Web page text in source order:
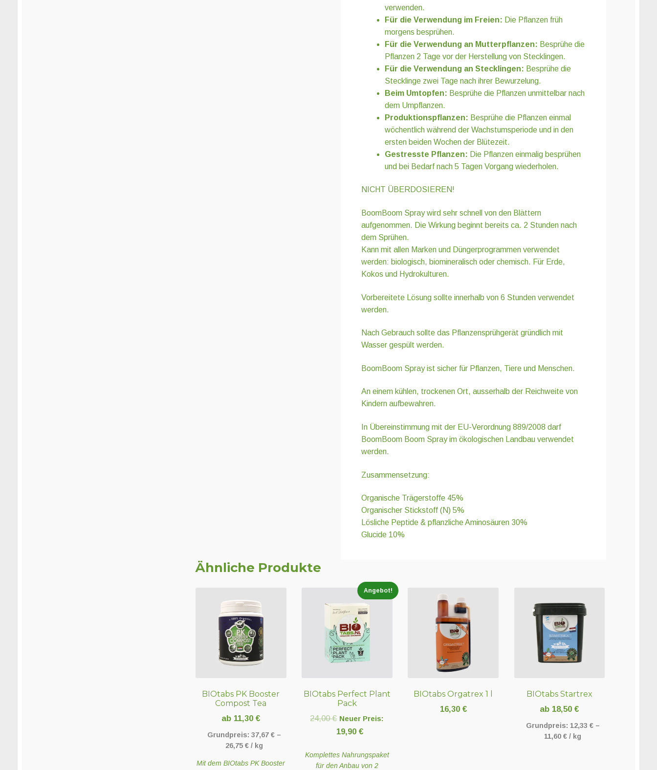
verwenden.
Für die Verwendung im Freien: Die Pflanzen früh
morgens besprühen.
Für die Verwendung an Mutterpflanzen: Besprühe die
Pflanzen 2 Tage vor der Herstellung von Stecklingen.
Für die Verwendung an Stecklingen: Besprühe die
Stecklinge zwei Tage nach ihrer Bewurzelung.
Beim Umtopfen: Besprühe die Pflanzen unmittelbar nach
dem Umpflanzen.
Produktionspflanzen: Besprühe die Pflanzen einmal
wöchentlich während der Wachstumsperiode und in den
ersten beiden Wochen der Blütezeit.
Gestresste Pflanzen: Die Pflanzen einmalig besprühen
und bei Bedarf nach 5 Tagen Vorgang wiederholen.
NICHT ÜBERDOSIEREN!
BoomBoom Spray wird sehr schnell von den Blättern
aufgenommen. Die Wirkung beginnt bereits ca. 2 Stunden nach
dem Sprühen.
Kann mit allen Marken und Düngerprogrammen verwendet
werden: biologisch, biomineralisch oder chemisch. Für Erde,
Kokos und Hydrokulturen.
Vorbereitete Lösung sollte innerhalb von 6 Stunden verwendet
werden.
Nach Gebrauch sollte das Pflanzensprühgerät gründlich mit
Wasser gespült werden.
BoomBoom Spray ist sicher für Pflanzen, Tiere und Menschen.
An einem kühlen, trockenen Ort, ausserhalb der Reichweite von
Kindern aufbewahren.
In Übereinstimmung mit der EU-Verordnung 889/2008 darf
BoomBoom Boom Spray im ökologischen Landbau verwendet
werden.
Zusammensetzung:
Organische Trägerstoffe 45%
Organischer Stickstoff (N) 5%
Lösliche Peptide & pflanzliche Aminosäuren 30%
Glucide 10%
Ähnliche Produkte
BIOtabs PK Booster
Compost Tea
ab 11,30€
Grundpreis:37,67€ –
26,75€ / kg
Mit dem BIOtabs PK Booster
BIOtabs Perfect Plant
Pack
Angebot!
24,00€ Ursprünglicher
Preis
24,00 €
Neuer Preis:
19,90 €Aktueller
ist:
Komplettes Nahrungspaket
für den Anbau von 2
BIOtabs Orgatrex 1 l
16,30 €
BIOtabs Startrex
ab 18,50€
Grundpreis: 12,33 €–
11,60€ / kg